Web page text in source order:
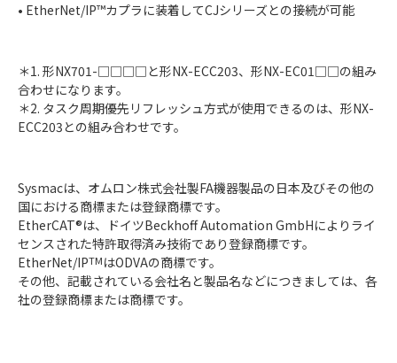
• EtherNet/IP™カプラに装着してCJシリーズとの接続が可能
＊1. 形NX701-□□□□と形NX-ECC203、形NX-EC01□□の組み
合わせになります。
＊2. タスク周期優先リフレッシュ方式が使用できるのは、形NX-
ECC203との組み合わせです。
Sysmacは、オムロン株式会社製FA機器製品の日本及びその他の
国における商標または登録商標です。
EtherCAT®は、ドイツBeckhoff Automation GmbHによりライ
センスされた特許取得済み技術であり登録商標です。
EtherNet/IPTMはODVAの商標です。
その他、記載されている会社名と製品名などにつきましては、各
社の登録商標または商標です。